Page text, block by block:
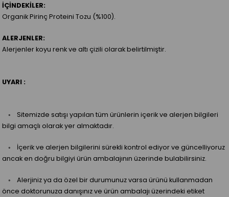
İÇİNDEKİLER:
Organik Pirinç Proteini Tozu (%100).
ALERJENLER:
Alerjenler koyu renk ve altı çizili olarak belirtilmiştir.
UYARI :
◦ Sitemizde satışı yapılan tüm ürünlerin içerik ve alerjen bilgileri
bilgi amaçlı olarak yer almaktadır.
◦ İçerik ve alerjen bilgilerini sürekli kontrol ediyor ve güncelliyoruz
ancak en doğru bilgiyi ürün ambalajının üzerinde bulabilirsiniz.
◦ Alerjiniz ya da özel bir durumunuz varsa ürünü kullanmadan
önce doktorunuza danışınız ve ürün ambalajı üzerindeki etiket